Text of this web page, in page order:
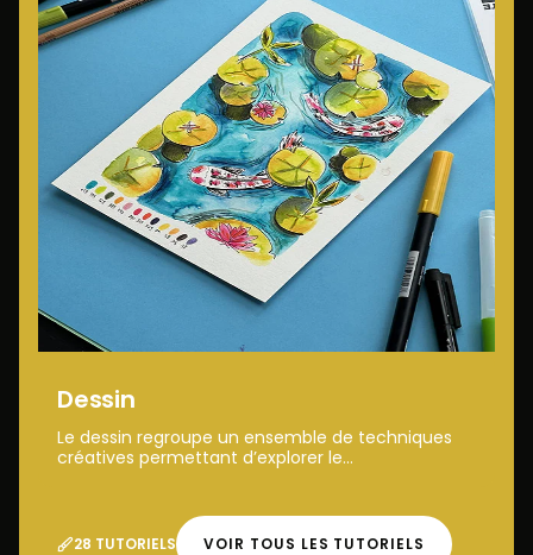
Dessin
Le dessin regroupe un ensemble de techniques
créatives permettant d’explorer le...
28 TUTORIELS VOIR TOUS LES TUTORIELS